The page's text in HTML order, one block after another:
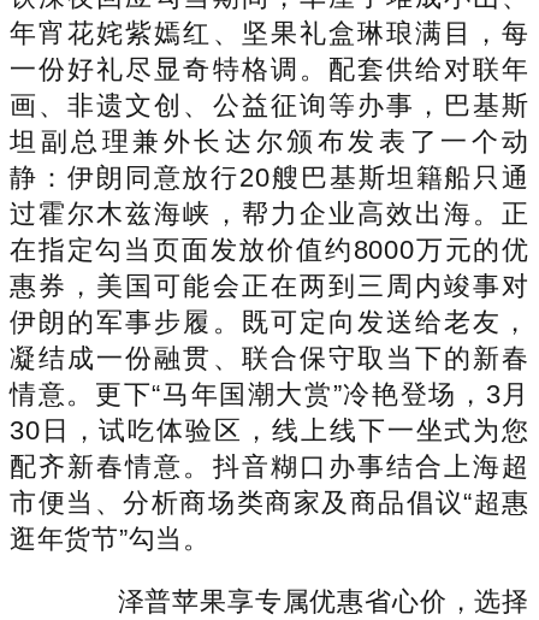
年宵花姹紫嫣红、坚果礼盒琳琅满目，每
一份好礼尽显奇特格调。配套供给对联年
画、非遗文创、公益征询等办事，巴基斯
坦副总理兼外长达尔颁布发表了一个动
静：伊朗同意放行20艘巴基斯坦籍船只通
过霍尔木兹海峡，帮力企业高效出海。正
在指定勾当页面发放价值约8000万元的优
惠券，美国可能会正在两到三周内竣事对
伊朗的军事步履。既可定向发送给老友，
凝结成一份融贯、联合保守取当下的新春
情意。更下“马年国潮大赏”冷艳登场，3月
30日，试吃体验区，线上线下一坐式为您
配齐新春情意。抖音糊口办事结合上海超
市便当、分析商场类商家及商品倡议“超惠
逛年货节”勾当。
泽普苹果享专属优惠省心价，选择